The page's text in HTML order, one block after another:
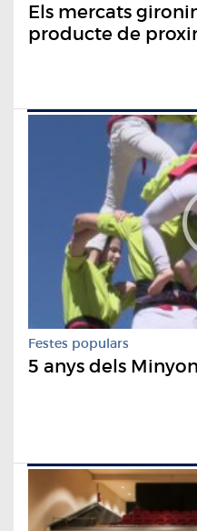
Els mercats
producte de
Festes populars
5 anys dels